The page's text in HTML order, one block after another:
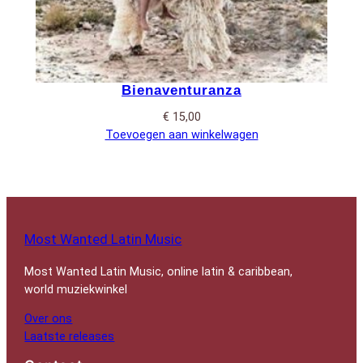
Bienaventuranza
€ 15,00
Toevoegen aan winkelwagen
Most Wanted Latin Music
Most Wanted Latin Music, online latin & caribbean,
world muziekwinkel
Over ons
Laatste releases